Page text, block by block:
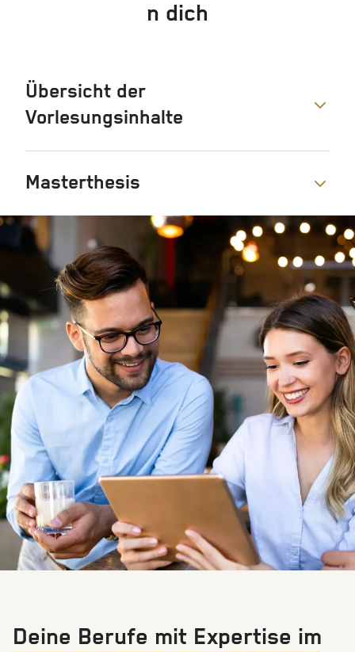
n dich
Übersicht der
Vorlesungsinhalte
Masterthesis
Deine Berufe mit Expertise im